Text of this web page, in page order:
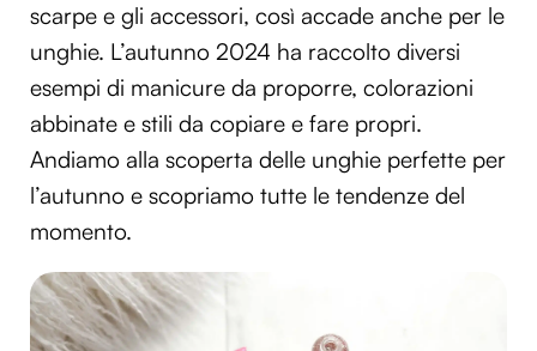
scarpe e gli accessori, così accade anche per le
unghie. L’autunno 2024 ha raccolto diversi
esempi di manicure da proporre, colorazioni
abbinate e stili da copiare e fare propri.
Andiamo alla scoperta delle unghie perfette per
l’autunno e scopriamo tutte le tendenze del
momento.